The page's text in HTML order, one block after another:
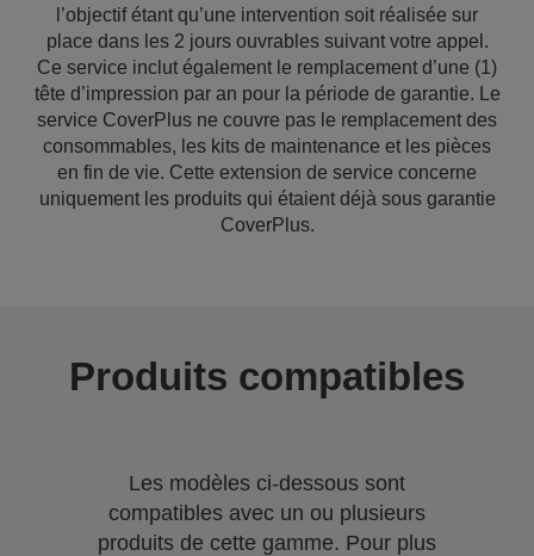
l’objectif étant qu’une intervention soit réalisée sur
place dans les 2 jours ouvrables suivant votre appel.
Ce service inclut également le remplacement d’une (1)
tête d’impression par an pour la période de garantie. Le
service CoverPlus ne couvre pas le remplacement des
consommables, les kits de maintenance et les pièces
en fin de vie. Cette extension de service concerne
uniquement les produits qui étaient déjà sous garantie
CoverPlus.
Produits compatibles
Les modèles ci-dessous sont
compatibles avec un ou plusieurs
produits de cette gamme. Pour plus